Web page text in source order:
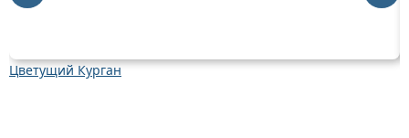
Цветущий Курган